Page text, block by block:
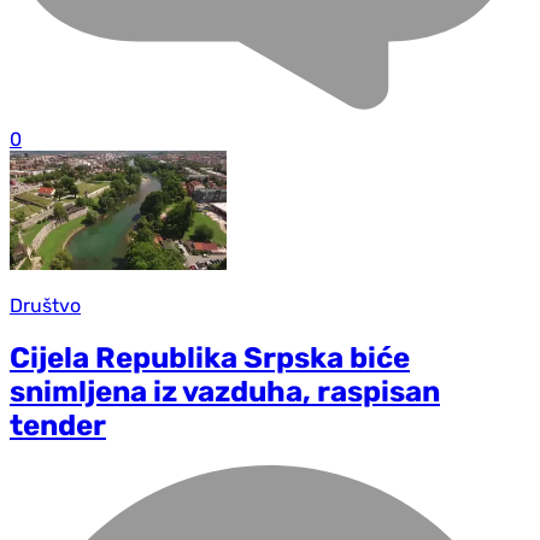
0
Društvo
Cijela Republika Srpska biće
snimljena iz vazduha, raspisan
tender